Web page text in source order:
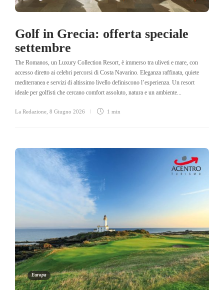
Golf in Grecia: offerta speciale
settembre
The Romanos, un Luxury Collection Resort, è immerso tra uliveti e mare, con
accesso diretto ai celebri percorsi di Costa Navarino. Eleganza raffinata, quiete
mediterranea e servizi di altissimo livello definiscono l’esperienza. Un resort
ideale per golfisti che cercano comfort assoluto, natura e un ambiente...
La Redazione 8 Giugno 2026 1 min
Europa